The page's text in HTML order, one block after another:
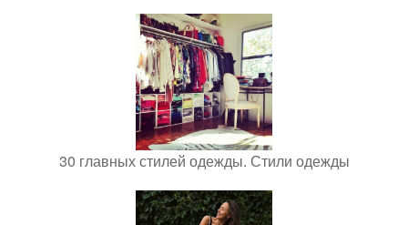
30 главных стилей одежды. Стили одежды